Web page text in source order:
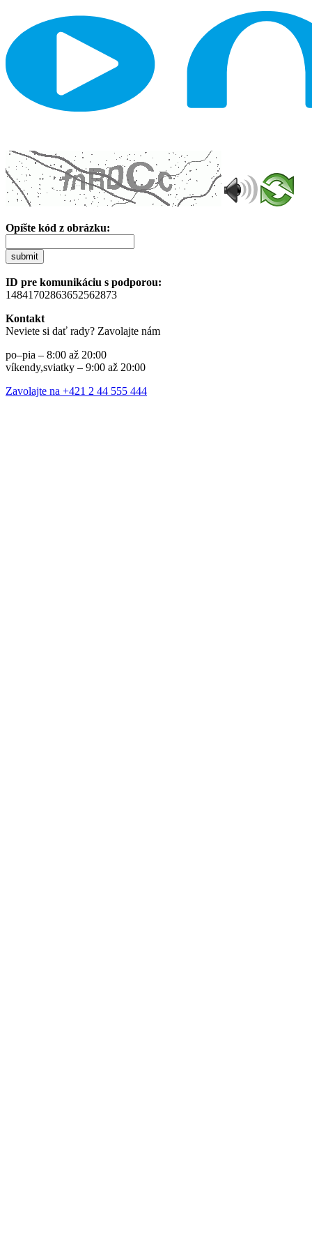
Opíšte kód z obrázku:
submit
ID pre komunikáciu s podporou:
14841702863652562873
Kontakt
Neviete si dať rady? Zavolajte nám
po–pia – 8:00 až 20:00
víkendy,sviatky – 9:00 až 20:00
Zavolajte na +421 2 44 555 444